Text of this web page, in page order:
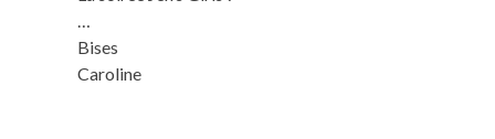
…
Bises
Caroline